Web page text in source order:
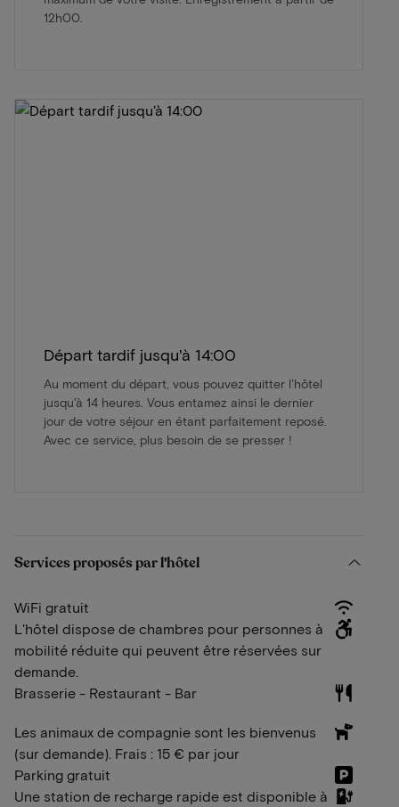
12h00.
Départ tardif jusqu'à 14:00
Au moment du départ, vous pouvez quitter l'hôtel
jusqu'à 14 heures. Vous entamez ainsi le dernier
jour de votre séjour en étant parfaitement reposé.
Avec ce service, plus besoin de se presser !
Services proposés par l'hôtel
WiFi gratuit
L'hôtel dispose de chambres pour personnes à
mobilité réduite qui peuvent être réservées sur
demande.
Brasserie - Restaurant - Bar
Les animaux de compagnie sont les bienvenus
(sur demande). Frais : 15 € par jour
Parking gratuit
Une station de recharge rapide est disponible à